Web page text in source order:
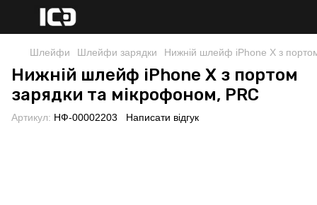
Шлейфи Шлейфи зарядки Нижній шлейф iPhone X з
Нижній шлейф iPhone X з портом
зарядки та мікрофоном, PRC
Артикул: НФ-00002203 Написати відгук